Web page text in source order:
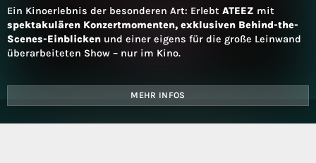
Ein Kinoerlebnis der besonderen Art: Erlebt ATEEZ mit
spektakulären Konzertmomenten, exklusiven Behind-the-
Scenes-Einblicken und einer eigens für die große Leinwand
überarbeiteten Show – nur im Kino.
MEHR INFOS